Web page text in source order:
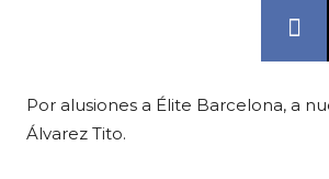
Por alusiones a Élite Barcelona, a
Álvarez Tito.